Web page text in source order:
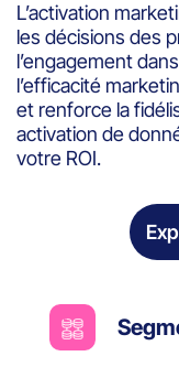
L’activation
les décisions des
l’engagement
l’efficacité
et renforce la
activation de
votre ROI.